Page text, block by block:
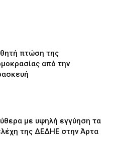
πτώση της
από την
με υψηλή εγγύηση τα
της ΔΕΔΗΕ στην Άρτα